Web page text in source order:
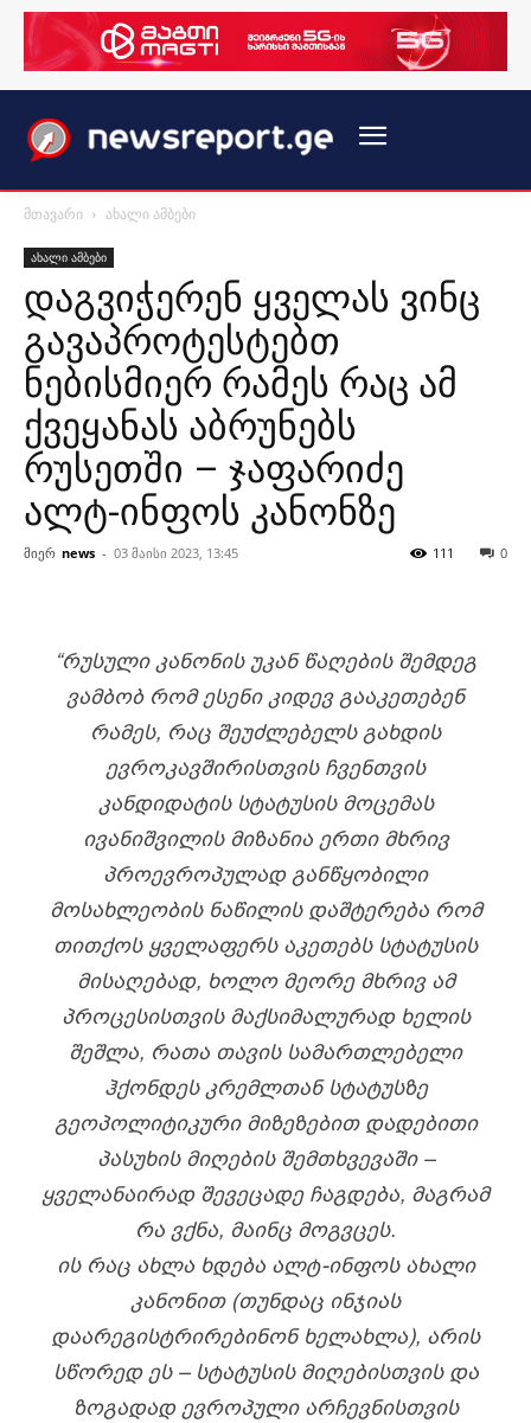
მთავარი ახალი ამბები
ახალი ამბები
დაგვიჭერენ ყველას ვინც
გავაპროტესტებთ
ნებისმიერ რამეს რაც ამ
ქვეყანას აბრუნებს
რუსეთში – ჯაფარიძე
ალტ-ინფოს კანონზე
მიერ news - 03 მაისი 2023, 13:45 0
111
“ᲠᲣᲡᲣᲚᲘ ᲙᲐᲜᲝᲜᲘᲡ ᲣᲙᲐᲜ ᲬᲐᲦᲔᲑᲘᲡ ᲨᲔᲛᲓᲔᲒ
ᲕᲐᲛᲑᲝᲑ ᲠᲝᲛ ᲔᲡᲔᲜᲘ ᲙᲘᲓᲔᲕ ᲒᲐᲐᲙᲔᲗᲔᲑᲔᲜ
ᲠᲐᲛᲔᲡ, ᲠᲐᲪ ᲨᲔᲣᲫᲚᲔᲑᲔᲚᲡ ᲒᲐᲮᲓᲘᲡ
ᲔᲕᲠᲝᲙᲐᲕᲨᲘᲠᲘᲡᲗᲕᲘᲡ ᲩᲕᲔᲜᲗᲕᲘᲡ
ᲙᲐᲜᲓᲘᲓᲐᲢᲘᲡ ᲡᲢᲐᲢᲣᲡᲘᲡ ᲛᲝᲪᲔᲛᲐᲡ
ᲘᲕᲐᲜᲘᲨᲕᲘᲚᲘᲡ ᲛᲘᲖᲐᲜᲘᲐ ᲔᲠᲗᲘ ᲛᲮᲠᲘᲕ
ᲞᲠᲝᲔᲕᲠᲝᲞᲣᲚᲐᲓ ᲒᲐᲜᲬᲧᲝᲑᲘᲚᲘ
ᲛᲝᲡᲐᲮᲚᲔᲝᲑᲘᲡ ᲜᲐᲬᲘᲚᲘᲡ ᲓᲐᲨᲢᲔᲠᲔᲑᲐ ᲠᲝᲛ
ᲗᲘᲗᲥᲝᲡ ᲧᲕᲔᲚᲐᲤᲔᲠᲡ ᲐᲙᲔᲗᲔᲑᲡ ᲡᲢᲐᲢᲣᲡᲘᲡ
ᲛᲘᲡᲐᲦᲔᲑᲐᲓ, ᲮᲝᲚᲝ ᲛᲔᲝᲠᲔ ᲛᲮᲠᲘᲕ ᲐᲛ
ᲞᲠᲝᲪᲔᲡᲘᲡᲗᲕᲘᲡ ᲛᲐᲥᲡᲘᲛᲐᲚᲣᲠᲐᲓ ᲮᲔᲚᲘᲡ
ᲨᲔᲨᲚᲐ, ᲠᲐᲗᲐ ᲗᲐᲕᲘᲡ ᲡᲐᲛᲐᲠᲗᲚᲔᲑᲔᲚᲘ
ᲰᲥᲝᲜᲓᲔᲡ ᲙᲠᲔᲛᲚᲗᲐᲜ ᲡᲢᲐᲢᲣᲡᲖᲔ
ᲒᲔᲝᲞᲝᲚᲘᲢᲘᲙᲣᲠᲘ ᲛᲘᲖᲔᲖᲔᲑᲘᲗ ᲓᲐᲓᲔᲑᲘᲗᲘ
ᲞᲐᲡᲣᲮᲘᲡ ᲛᲘᲦᲔᲑᲘᲡ ᲨᲔᲛᲗᲮᲕᲔᲕᲐᲨᲘ –
ᲧᲕᲔᲚᲐᲜᲐᲘᲠᲐᲓ ᲨᲔᲕᲔᲪᲐᲓᲔ ᲩᲐᲒᲓᲔᲑᲐ, ᲛᲐᲒᲠᲐᲛ
ᲠᲐ ᲕᲥᲜᲐ, ᲛᲐᲘᲜᲪ ᲛᲝᲒᲕᲪᲔᲡ.
ᲘᲡ ᲠᲐᲪ ᲐᲮᲚᲐ ᲮᲓᲔᲑᲐ ᲐᲚᲢ-ᲘᲜᲤᲝᲡ ᲐᲮᲐᲚᲘ
ᲙᲐᲜᲝᲜᲘᲗ (ᲗᲣᲜᲓᲐᲪ ᲘᲜᲯᲘᲐᲡ
ᲓᲐᲐᲠᲔᲒᲘᲡᲢᲠᲘᲠᲔᲑᲘᲜᲝᲜ ᲮᲔᲚᲐᲮᲚᲐ), ᲐᲠᲘᲡ
ᲡᲬᲝᲠᲔᲓ ᲔᲡ – ᲡᲢᲐᲢᲣᲡᲘᲡ ᲛᲘᲦᲔᲑᲘᲡᲗᲕᲘᲡ ᲓᲐ
ᲖᲝᲒᲐᲓᲐᲓ ᲔᲕᲠᲝᲞᲣᲚᲘ ᲐᲠᲩᲔᲕᲜᲘᲡᲗᲕᲘᲡ